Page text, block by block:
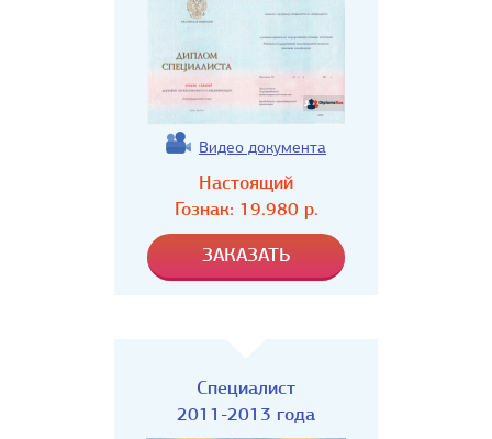
Видео документа
Настоящий
Гознак: 19.980р.
Специалист
2011-2013 года